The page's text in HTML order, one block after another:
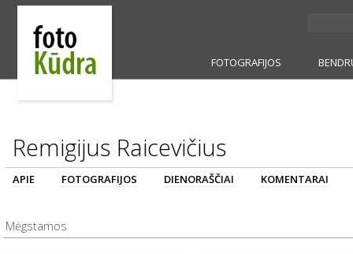
FOTOGRAFIJOS
Remigijus Raicevičius
APIE FOTOGRAFIJOS DIENORAŠČIAI KOMENTARAI
Mėgstamos